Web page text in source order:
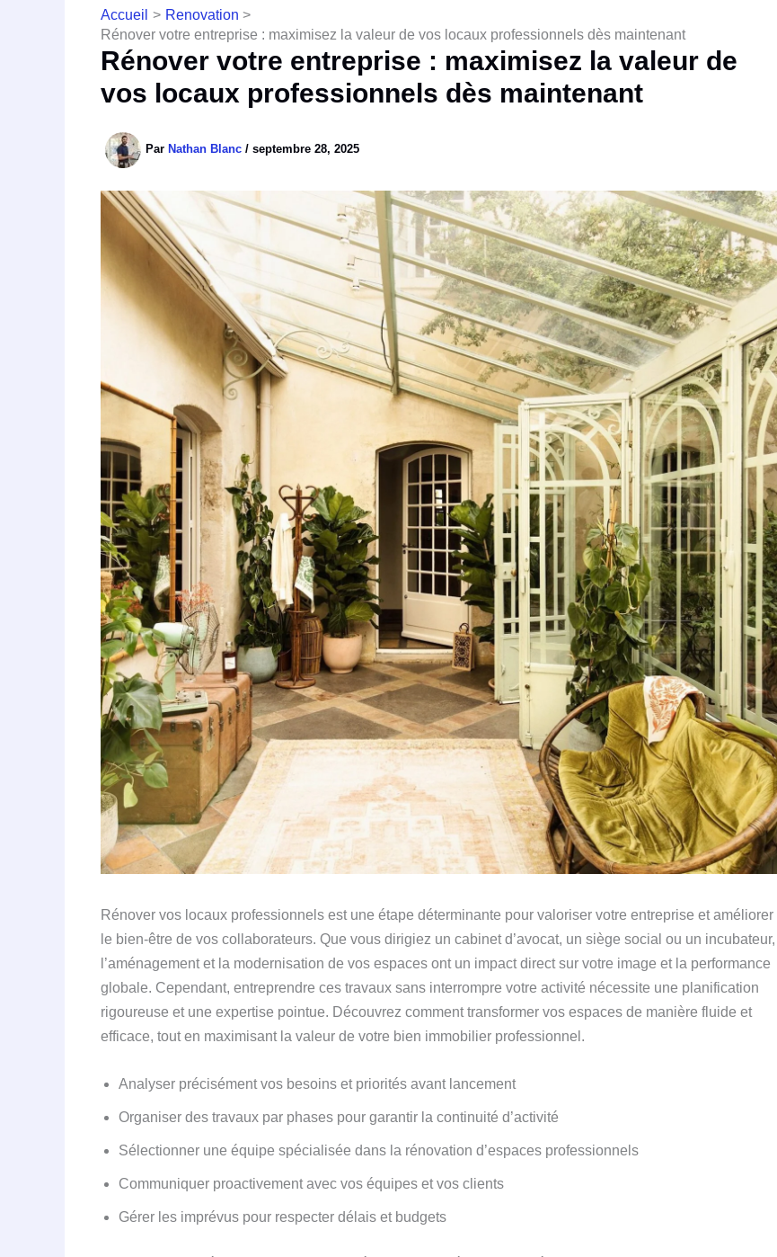
Accueil
Renovation
Rénover votre entreprise : maximisez la valeur de vos locaux professionnels dès maintenant
Rénover votre entreprise : maximisez la valeur de
vos locaux professionnels dès maintenant
Par Nathan Blanc / septembre 28, 2025
Rénover vos locaux professionnels est une étape déterminante pour valoriser votre entreprise et améliorer
le bien-être de vos collaborateurs. Que vous dirigiez un cabinet d’avocat, un siège social ou un incubateur,
l’aménagement et la modernisation de vos espaces ont un impact direct sur votre image et la performance
globale. Cependant, entreprendre ces travaux sans interrompre votre activité nécessite une planification
rigoureuse et une expertise pointue. Découvrez comment transformer vos espaces de manière fluide et
efficace, tout en maximisant la valeur de votre bien immobilier professionnel.
Analyser précisément vos besoins et priorités avant lancement
Organiser des travaux par phases pour garantir la continuité d’activité
Sélectionner une équipe spécialisée dans la rénovation d’espaces professionnels
Communiquer proactivement avec vos équipes et vos clients
Gérer les imprévus pour respecter délais et budgets